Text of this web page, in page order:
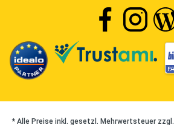
* Alle Preise inkl. gesetzl. Mehrwertsteuer zzgl.